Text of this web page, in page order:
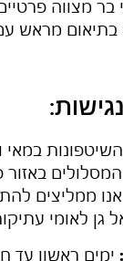
מצווה
בתיאום מראש
במאי
באזור
ממליצים
גן לאומי
ימים ראשון עד